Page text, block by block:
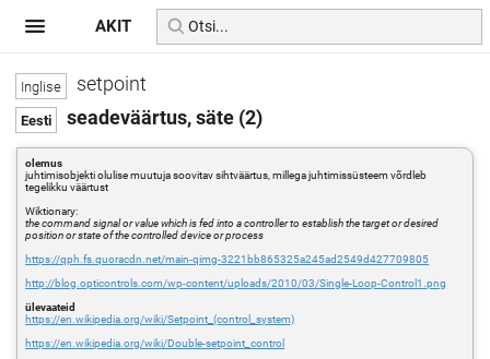
setpoint
seadeväärtus, säte (2)
olemus
juhtimisobjekti olulise muutuja soovitav sihtväärtus, millega juhtimissüsteem võrdleb
tegelikku väärtust
Wiktionary:
the command signal or value which is fed into a controller to establish the target or desired
position or state of the controlled device or process
https://qph.fs.quoracdn.net/main-qimg-3221bb865325a245ad2549d427709805
http://blog.opticontrols.com/wp-content/uploads/2010/03/Single-Loop-Control1.png
ülevaateid
https://en.wikipedia.org/wiki/Setpoint_(control_system)
https://en.wikipedia.org/wiki/Double-setpoint_control
AKIT